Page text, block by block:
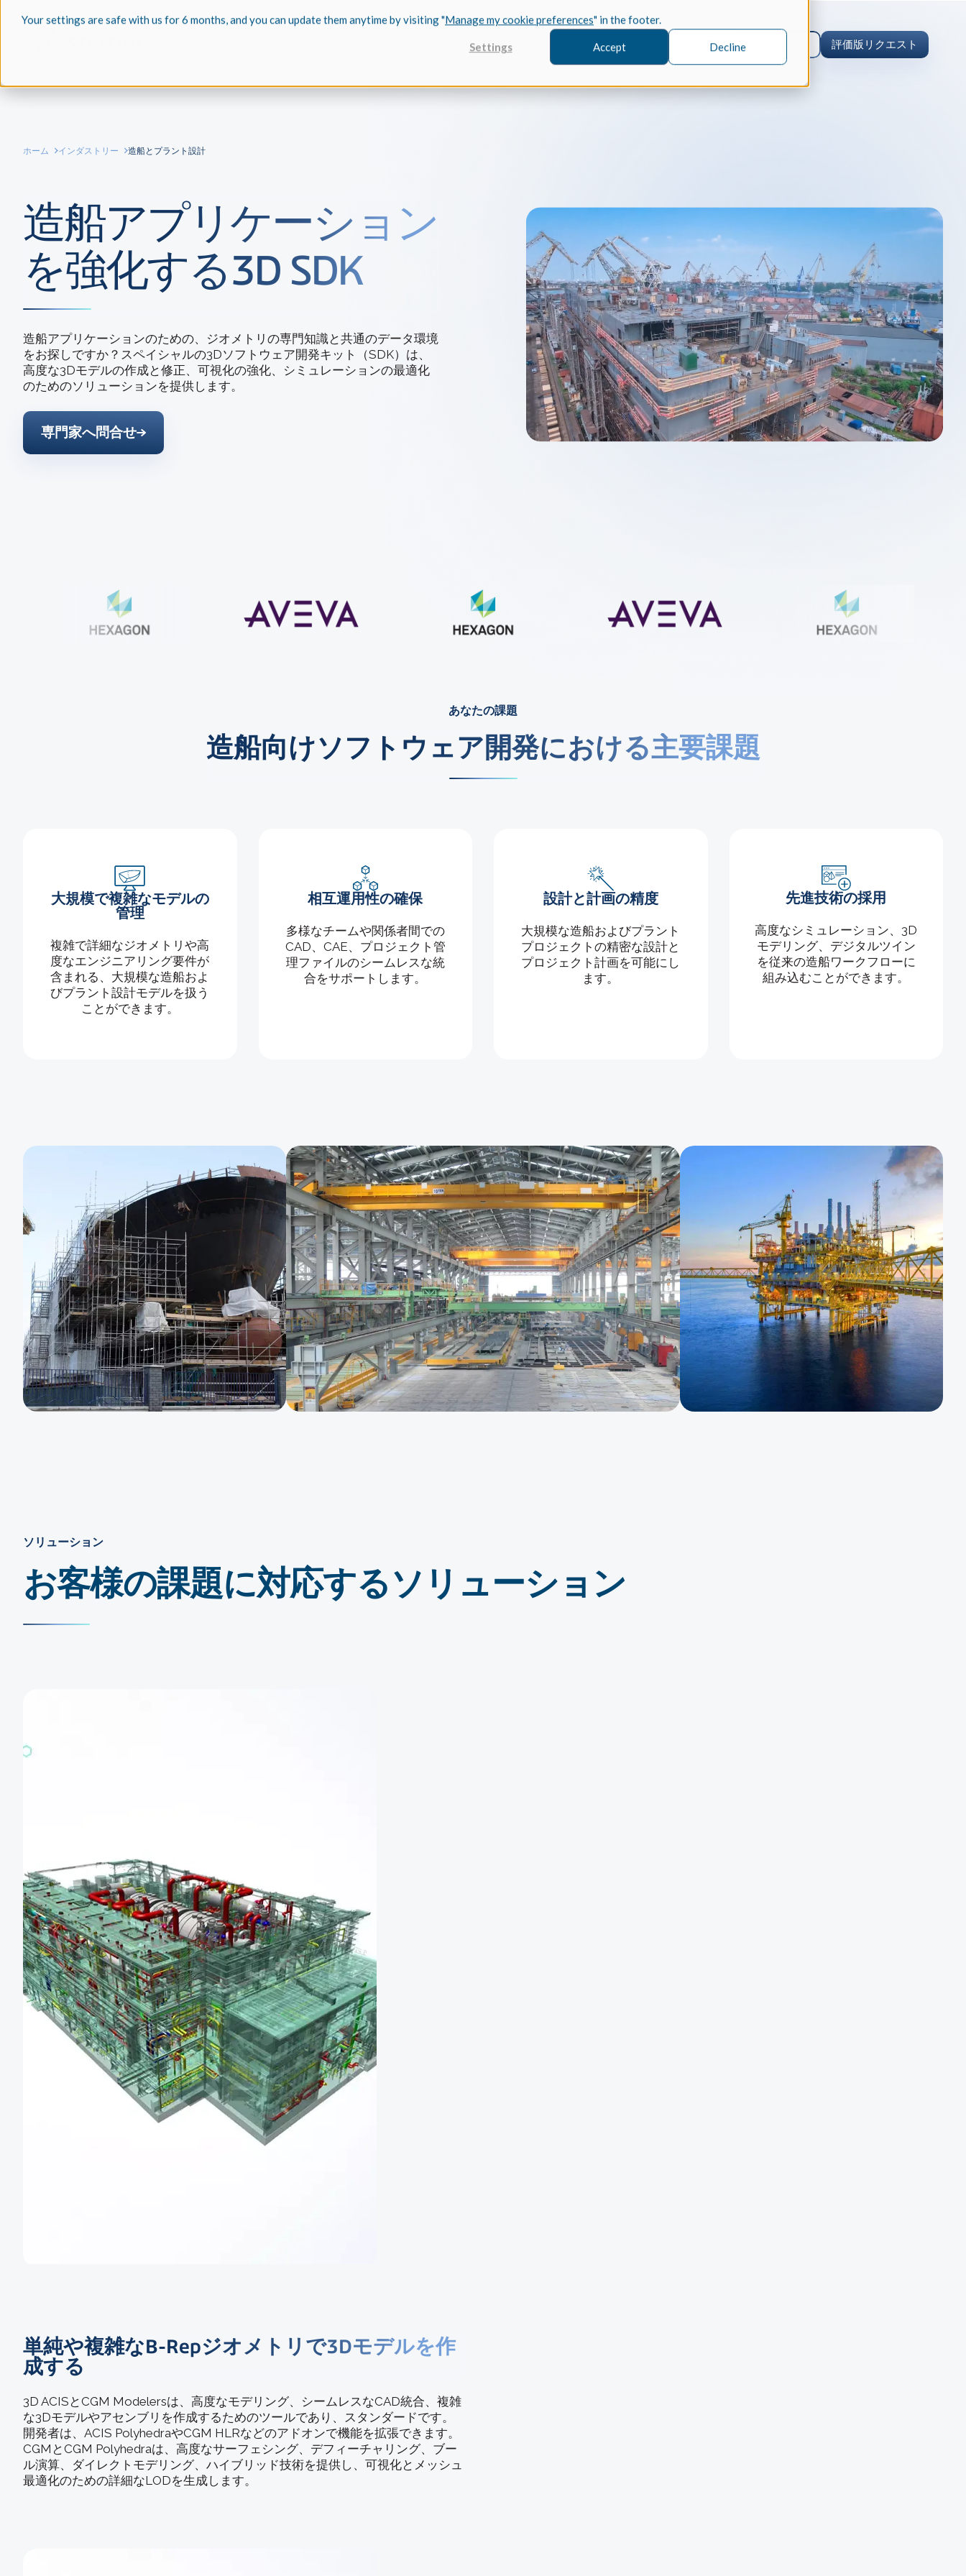
Your settings are safe with us for 6 months, and you can update them anytime by visiting "Manage my cookie preferences" in the footer.
Settings Accept Decline
3D モデリング
CGM Modeler
最先端の3Dモデリングカーネル
3D ACIS Modeler
長い歴史と実績を持つ信頼性の高い3Dモデ
ラー
Constraint Design Solver
2Dおよび3Dモデル向け幾何拘束ソルバー
を活用してneoROSETの開発を加速させ、ト
レーニングコストを削減した方法をご覧くだ
さい。
Treble のケーススタディ
ケーススタディ/CAE
Treble が Spatial のカスタマイズされたメッ
シュ作成および相互運用性ソリューションを
使用して、より高速で信頼性の高いシミュ
レーションを実現する方法をご覧ください。
スペイシャルについて 開発関連 評価版リクエスト
ホーム インダストリー 造船とプラント設計
造船アプリケーション
を強化する3D SDK
造船アプリケーションのための、ジオメトリの専門知識と共通のデータ環境
をお探しですか？スペイシャルの3Dソフトウェア開発キット（SDK）は、
高度な3Dモデルの作成と修正、可視化の強化、シミュレーションの最適化
のためのソリューションを提供します。
専門家へ問合せ
あなたの課題
造船向けソフトウェア開発における主要課題
大規模で複雑なモデルの
管理
複雑で詳細なジオメトリや高
度なエンジニアリング要件が
含まれる、大規模な造船およ
びプラント設計モデルを扱う
ことができます。
相互運用性の確保
多様なチームや関係者間での
CAD、CAE、プロジェクト管
理ファイルのシームレスな統
合をサポートします。
設計と計画の精度
大規模な造船およびプラント
プロジェクトの精密な設計と
プロジェクト計画を可能にし
ます。
先進技術の採用
高度なシミュレーション、3D
モデリング、デジタルツイン
を従来の造船ワークフローに
組み込むことができます。
ソリューション
お客様の課題に対応するソリューション
単純や複雑なB-Repジオメトリで3Dモデルを作
成する
3D ACISとCGM Modelersは、高度なモデリング、シームレスなCAD統合、複雑
な3Dモデルやアセンブリを作成するためのツールであり、スタンダードです。
開発者は、ACIS PolyhedraやCGM HLRなどのアドオンで機能を拡張できます。
CGMとCGM Polyhedraは、高度なサーフェシング、デフィーチャリング、ブー
ル演算、ダイレクトモデリング、ハイブリッド技術を提供し、可視化とメッシュ
最適化のための詳細なLODを生成します。